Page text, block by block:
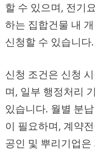
할 수 있으며, 전기
하는 집합건물 내
신청할 수 있습니다.
신청 조건은 신청
며, 일부 행정처리
있습니다. 월별 분
이 필요하며, 계약
공인 및 뿌리기업